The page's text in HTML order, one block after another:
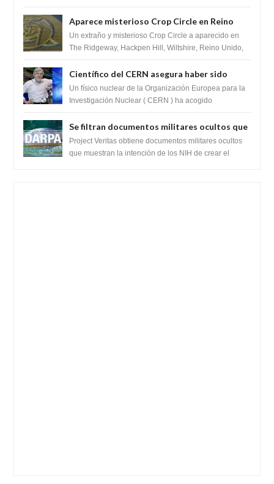
Aparece misterioso Crop Circle en Reino
Unido 23 de junio 2016
Un extraño y misterioso Crop Circle a aparecido en
The Ridgeway, Hackpen Hill, Wiltshire, Reino Unido,
Científico del CERN asegura haber sido
ayudado por seres de luz durante una
prueba del Colisionador de Hadrones
Un físico nuclear de la Organización Europea para la
Investigación Nuclear ( CERN ) ha acogido
Se filtran documentos militares ocultos que
muestran la intención de los NIH de crear el
SARS-CoV-2, utilizando la investigación de
Project Veritas obtiene documentos militares ocultos
que muestran la intención de los NIH de crear el